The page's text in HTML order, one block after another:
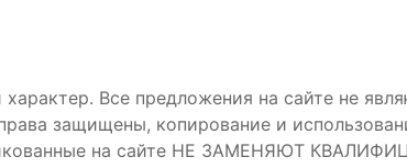
Все предложения на сайте не
защищены, копирование и
на сайте НЕ ЗАМЕНЯЮТ